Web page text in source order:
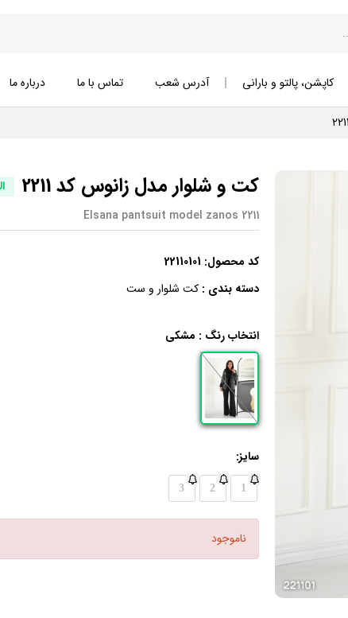
کاپشن، پالتو و بارانی آدرس شعب تماس با ما درباره ما
کت و شلوار مدل زانوس کد 2211
Elsana pantsuit model zanos 2211
کد محصول: 22110101
دسته بندی : کت شلوار و ست
انتخاب رنگ : مشکی
سایز:
1
2
3
ناموجود